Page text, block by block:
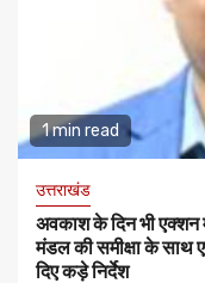
1 min read
उत्तराखंड
अवकाश के दिन भी एक्शन
मंडल की समीक्षा के
दिए कड़े निर्देश